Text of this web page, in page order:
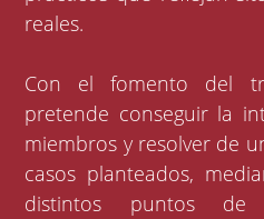
reales.
Con el fomento del
pretende conseguir la
miembros y resolver de
casos planteados,
distintos puntos